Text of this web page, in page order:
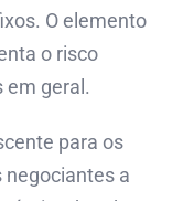
O elemento
o risco
em geral.
para os
a